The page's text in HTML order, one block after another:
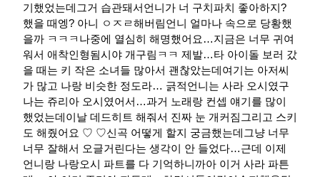
기했었는데그거 습관돼서언니가 너 구치파치 좋아하지?
했을 때엥? 아니 ㅇㅈㄹ해버림언니 얼마나 속으로 당황했
을까 ㅋㅋㅋ나중에 열심히 해명했어요…지금은 너무 귀여
워서 애착인형됨시야 개구림ㅋㅋ 제발…타 아이돌 보러 갔
을 때는 키 작은 소녀들 많아서 괜찮았는데여기는 아저씨
가 많고 나랑 비슷한 정도라… 긁적​언니는 사라 오시였구
나는 쥬리아 오시였어서…과거 노래랑 컨셉 얘기를 많이
했었는데이날 데드히트 해줘서 진짜 눈 개커짐그리고 스키
도 해줬어요 ♡ ♡신곡 어떻게 할지 궁금했는데그냥 너무
너무 잘해서 오글거린다는 생각이 안 들었다…근데 이제
언니랑 나랑오시 파트를 다 기억하니까아 이거 사라 파튼